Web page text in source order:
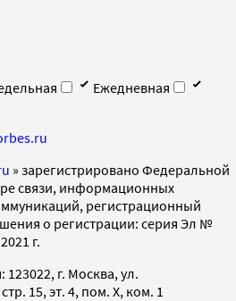
Ежедневная
» зарегистрировано Федеральной
связи, информационных
регистрационный
о регистрации: серия Эл №
г.
г. Москва, ул.
15, эт. 4, пом. X, ком. 1